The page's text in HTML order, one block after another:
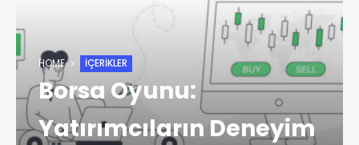
HOME İÇERIKLER
Borsa Oyunu:
Yatırımcıların Deneyim